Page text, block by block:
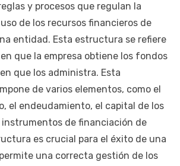
y procesos que regulan la
de los recursos financieros de
entidad. Esta estructura se refiere
que la empresa obtiene los fondos
que los administra. Esta
de varios elementos, como el
el endeudamiento, el capital de los
de financiación de
es crucial para el éxito de una
una correcta gestión de los